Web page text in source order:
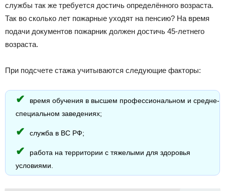
службы так же требуется достичь определённого возраста.
Так во сколько лет пожарные уходят на пенсию? На время
подачи документов пожарник должен достичь 45-летнего
возраста.
При подсчете стажа учитываются следующие факторы:
время обучения в высшем профессиональном и средне-
специальном заведениях;
служба в ВС РФ;
работа на территории с тяжелыми для здоровья
условиями.